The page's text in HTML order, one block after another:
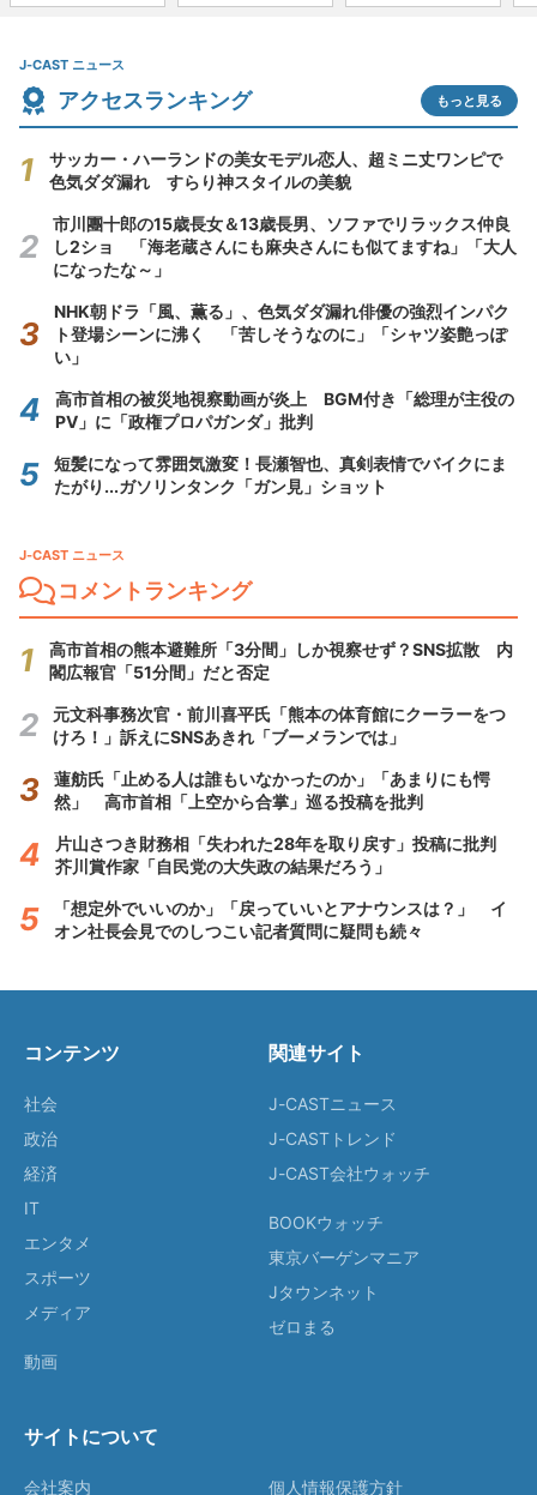
J-CAST ニュース
アクセスランキング もっと見る
サッカー・ハーランドの美女モデル恋人、超ミニ丈ワンピで
色気ダダ漏れ すらり神スタイルの美貌
市川團十郎の15歳長女＆13歳長男、ソファでリラックス仲良
し2ショ 「海老蔵さんにも麻央さんにも似てますね」「大人
になったな～」
NHK朝ドラ「風、薫る」、色気ダダ漏れ俳優の強烈インパク
ト登場シーンに沸く 「苦しそうなのに」「シャツ姿艶っぽ
い」
高市首相の被災地視察動画が炎上 BGM付き「総理が主役の
PV」に「政権プロパガンダ」批判
短髪になって雰囲気激変！長瀬智也、真剣表情でバイクにま
たがり...ガソリンタンク「ガン見」ショット
J-CAST ニュース
コメントランキング
高市首相の熊本避難所「3分間」しか視察せず？SNS拡散 内
閣広報官「51分間」だと否定
元文科事務次官・前川喜平氏「熊本の体育館にクーラーをつ
けろ！」訴えにSNSあきれ「ブーメランでは」
蓮舫氏「止める人は誰もいなかったのか」「あまりにも愕
然」 高市首相「上空から合掌」巡る投稿を批判
片山さつき財務相「失われた28年を取り戻す」投稿に批判
芥川賞作家「自民党の大失政の結果だろう」
「想定外でいいのか」「戻っていいとアナウンスは？」 イ
オン社長会見でのしつこい記者質問に疑問も続々
コンテンツ
社会
政治
経済
IT
エンタメ
スポーツ
メディア
動画
関連サイト
J-CASTニュース
J-CASTトレンド
J-CAST会社ウォッチ
BOOKウォッチ
東京バーゲンマニア
Jタウンネット
ゼロまる
サイトについて
会社案内 個人情報保護方針